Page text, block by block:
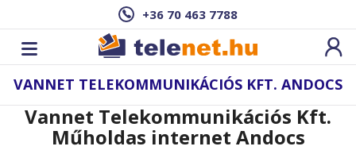
+36 70 463 7788
VANNET TELEKOMMUNIKÁCIÓS KFT. ANDOCS
Vannet Telekommunikációs Kft.
Műholdas internet Andocs